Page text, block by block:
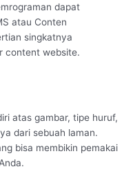
dapat
atau Conten
singkatnya
content website.
atas gambar, tipe huruf,
dari sebuah laman.
bisa membikin pemakai